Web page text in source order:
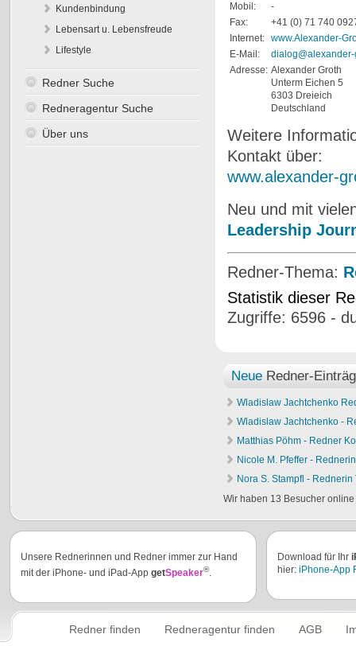
Mobil:
-
Fax:
+41 (0) 71 740
Internet:
www.Alexander-
E-Mail:
Adresse: Alexander Groth
Unterm Eichen 5
6303 Dreieich
Deutschland
Weitere
Kontakt über:
www.alexander-
Neu und mit
Leadership
Redner-Thema:
Statistik dieser
Zugriffe: 6596 -
NeueRedner-
Wladislaw Jachtchenko
Wladislaw Jachtchenko -
Matthias Pöhm - Redner
Nicole M. Pfeffer -
Nora S. Stampfl - Rednerin
Wir haben 13 Besucher online
Kundenbindung
Lebensart u. Lebensfreude
Lifestyle
Redner Suche
Redneragentur Suche
Über uns
Unsere Rednerinnen und Redner immer zur Hand
mit der iPhone- und iPad-App getSpeaker®.
Download für Ihr
hier: iPhone-App
Redner finden Redneragentur finden AGB